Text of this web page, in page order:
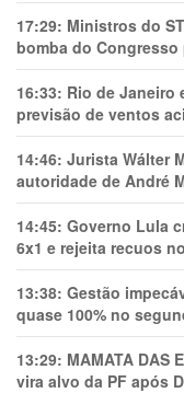
17:29: Ministros do
bomba do
16:33: Rio de Janeiro
previsão de ventos
14:46: Jurista Wálter
autoridade de André
14:45: Governo Lula
6x1 e rejeita recuos
13:38: Gestão
quase 100% no
13:29: MAMATA DAS
vira alvo da PF após